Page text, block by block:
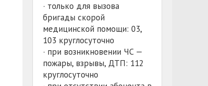
· только для вызова
бригады скорой
медицинской помощи: 03,
103 круглосуточно
· при возникновении ЧС —
пожары, взрывы, ДТП: 112
круглосуточно